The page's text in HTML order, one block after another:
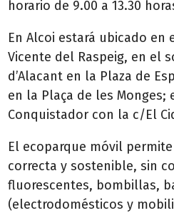
horario de 9.00 a 13.30
En Alcoi estará ubicado en
Vicente del Raspeig, en el
d’Alacant en la Plaza de
en la Plaça de les
Conquistador con la c/El
El ecoparque móvil
correcta y sostenible, sin
fluorescentes, bombillas,
(electrodomésticos y